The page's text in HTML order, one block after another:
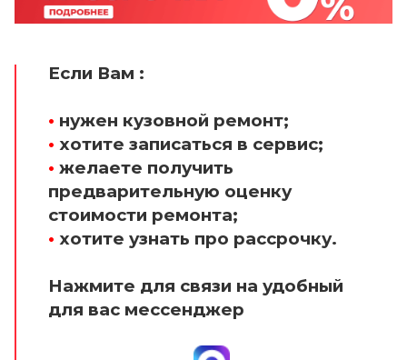
Если Вам :
• нужен кузовной ремонт;
• хотите записаться в сервис;
• желаете получить
предварительную оценку
стоимости ремонта;
• хотите узнать про рассрочку.
Нажмите для связи на удобный
для вас мессенджер